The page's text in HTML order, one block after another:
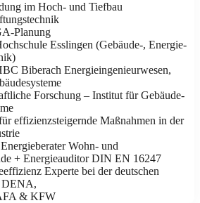
im Hoch- und Tiefbau
Planung
Esslingen (Gebäude-, Energie-
Biberach Energieingenieurwesen,
Forschung – Institut für Gebäude-
effizienzsteigernde Maßnahmen in der
Wohn- und
+ Energieauditor DIN EN 16247
Experte bei der deutschen
DENA,
& KFW